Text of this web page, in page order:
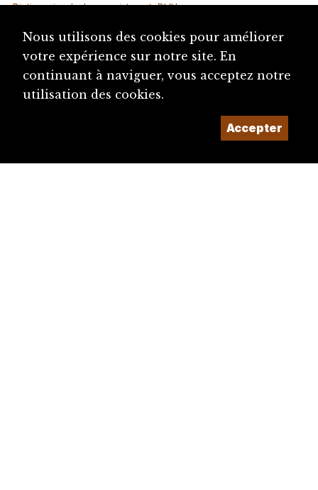
Dictionnaire du Jura sur internet, DIJU
Autorités judiciaires du canton de Berne
Secret, Le
Nous utilisons des cookies pour améliorer
votre expérience sur notre site. En
continuant à naviguer, vous acceptez notre
utilisation des cookies.
Accepter